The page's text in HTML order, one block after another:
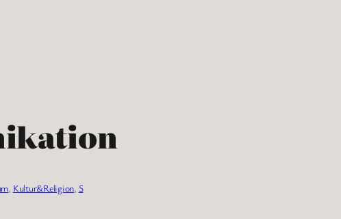
, Kultur&Religion, S